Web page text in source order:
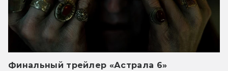
Финальный трейлер «Астрала 6»